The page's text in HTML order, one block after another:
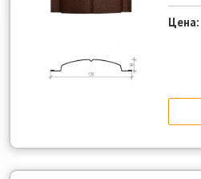
Цена: